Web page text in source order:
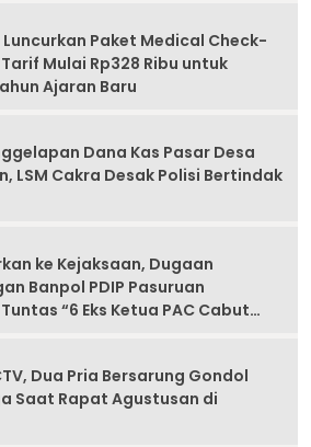
Luncurkan Paket Medical Check-
Mulai Rp328 Ribu untuk
Ajaran Baru
Dana Kas Pasar Desa
LSM Cakra Desak Polisi Bertindak
ke Kejaksaan, Dugaan
Banpol PDIP Pasuruan
“6 Eks Ketua PAC Cabut
Dua Pria Bersarung Gondol
Saat Rapat Agustusan di